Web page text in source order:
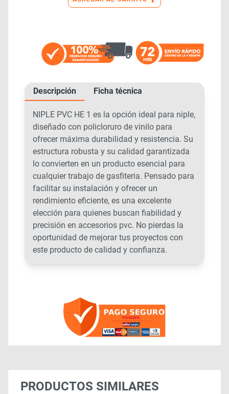
Descripción Ficha técnica
NIPLE PVC HE 1 es la opción ideal para niple,
diseñado con policloruro de vinilo para
ofrecer máxima durabilidad y resistencia. Su
estructura robusta y su calidad garantizada
lo convierten en un producto esencial para
cualquier trabajo de gasfiteria. Pensado para
facilitar su instalación y ofrecer un
rendimiento eficiente, es una excelente
elección para quienes buscan fiabilidad y
precisión en accesorios pvc. No pierdas la
oportunidad de mejorar tus proyectos con
este producto de calidad y confianza.
PRODUCTOS SIMILARES